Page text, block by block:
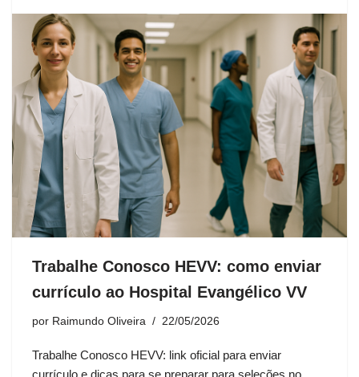
Trabalhe Conosco HEVV: como enviar
currículo ao Hospital Evangélico VV
por Raimundo Oliveira 22/05/2026
Trabalhe Conosco HEVV: link oficial para enviar
currículo e dicas para se preparar para seleções no